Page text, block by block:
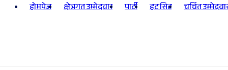
होमपेज क्षेत्रगत उम्मेदवार पार्टी हट सिट चर्चित